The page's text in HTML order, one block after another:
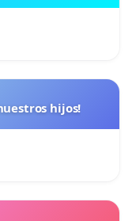
hijos!